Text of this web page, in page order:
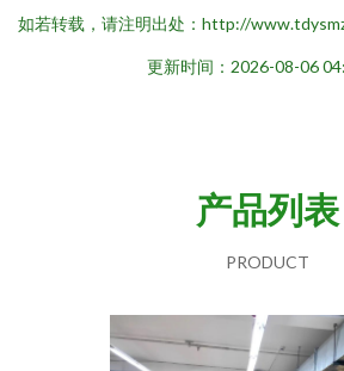
如若转载，请注明出处：http://
更新时间：2026-08-06
产品列表
PRODUCT